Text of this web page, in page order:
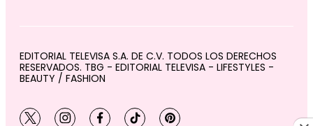
EDITORIAL TELEVISA S.A. DE C.V. TODOS LOS DERECHOS
RESERVADOS. TBG - EDITORIAL TELEVISA - LIFESTYLES -
BEAUTY / FASHION